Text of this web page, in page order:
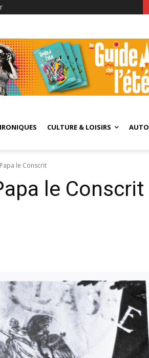
CULTURE & LOISIRS AUTO
le Conscrit
le Conscrit